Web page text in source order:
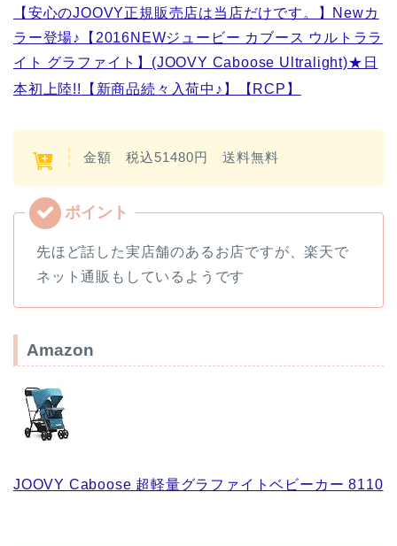
【安心のJOOVY正規販売店は当店だけです。】Newカ
ラー登場♪【2016NEWジュービー カブース ウルトララ
イト グラファイト】(JOOVY Caboose Ultralight)★日
本初上陸!!【新商品続々入荷中♪】【RCP】
金額 税込51480円 送料無料
先ほど話した実店舗のあるお店ですが、楽天で
ネット通販もしているようです
Amazon
JOOVY Caboose 超軽量グラファイトベビーカー 8110